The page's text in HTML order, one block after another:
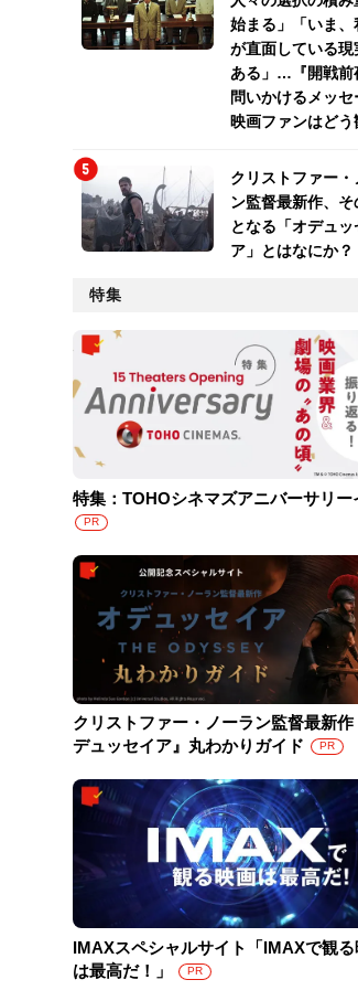
始まる」「いま、
が直面している現
ある」…『開戦前
問いかけるメッセ
映画ファンはどう
クリストファー・
ン監督最新作、そ
となる「オデュッ
ア」とはなにか？
特集
特集：TOHOシネマズアニバーサリー
PR
クリストファー・ノーラン監督最新作
デュッセイア』丸わかりガイド
PR
IMAXスペシャルサイト「IMAXで観る
は最高だ！」
PR